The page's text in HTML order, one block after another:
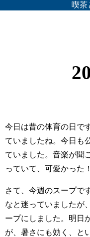
喫
今日は昔の体育の日で
ていましたね。今日も
ていました。音楽が聞
っていて、可愛かった！
さて、今週のスープで
なと迷っていましたが
ープにしました。明日
が、暑さにも効く、と